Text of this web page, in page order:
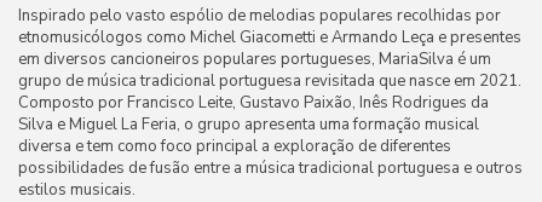
Inspirado pelo vasto espólio de melodias populares recolhidas por
etnomusicólogos como Michel Giacometti e Armando Leça e presentes
em diversos cancioneiros populares portugueses, MariaSilva é um
grupo de música tradicional portuguesa revisitada que nasce em 2021.
Composto por Francisco Leite, Gustavo Paixão, Inês Rodrigues da
Silva e Miguel La Feria, o grupo apresenta uma formação musical
diversa e tem como foco principal a exploração de diferentes
possibilidades de fusão entre a música tradicional portuguesa e outros
estilos musicais.